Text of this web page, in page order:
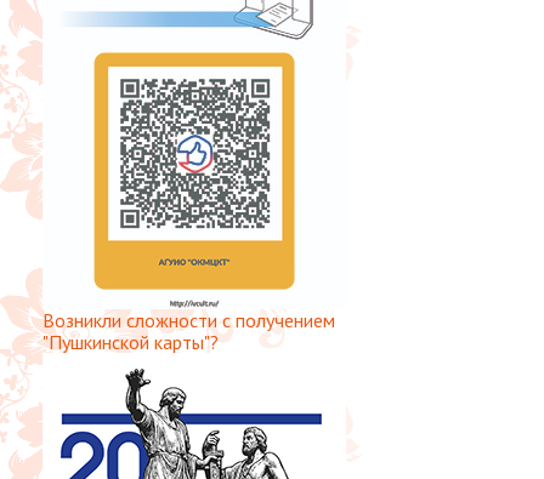
Возникли сложности с получением
"Пушкинской карты"?